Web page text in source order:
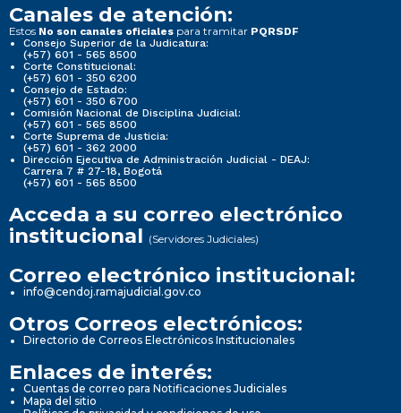
Canales de atención:
Estos No son canales oficiales para tramitar PQRSDF
Consejo Superior de la Judicatura:
(+57) 601 - 565 8500
Corte Constitucional:
(+57) 601 - 350 6200
Consejo de Estado:
(+57) 601 - 350 6700
Comisión Nacional de Disciplina Judicial:
(+57) 601 - 565 8500
Corte Suprema de Justicia:
(+57) 601 - 362 2000
Dirección Ejecutiva de Administración Judicial - DEAJ:
Carrera 7 # 27-18, Bogotá
(+57) 601 - 565 8500
Acceda a su correo electrónico
institucional (Servidores Judiciales)
Correo electrónico institucional:
info@cendoj.ramajudicial.gov.co
Otros Correos electrónicos:
Directorio de Correos Electrónicos Institucionales
Enlaces de interés:
Cuentas de correo para Notificaciones Judiciales
Mapa del sitio